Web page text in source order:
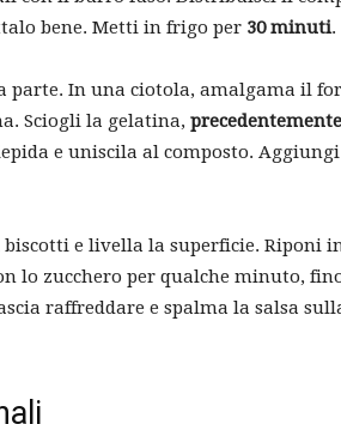
bene. Metti in frigo per 30 minuti.
parte. In una ciotola, amalgama il
Sciogli la gelatina,
e uniscila al composto.
biscotti e livella la superficie. Riponi
lo zucchero per qualche minuto,
raffreddare e spalma la salsa